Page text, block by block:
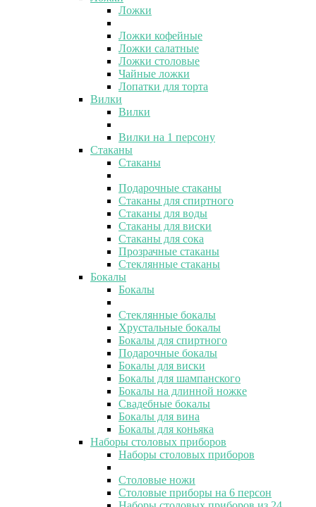
Ложки
Ложки кофейные
Ложки салатные
Ложки столовые
Чайные ложки
Лопатки для торта
Вилки
Вилки
Вилки на 1 персону
Стаканы
Стаканы
Подарочные стаканы
Стаканы для спиртного
Стаканы для воды
Стаканы для виски
Стаканы для сока
Прозрачные стаканы
Стеклянные стаканы
Бокалы
Бокалы
Стеклянные бокалы
Хрустальные бокалы
Бокалы для спиртного
Подарочные бокалы
Бокалы для виски
Бокалы для шампанского
Бокалы на длинной ножке
Свадебные бокалы
Бокалы для вина
Бокалы для коньяка
Наборы столовых приборов
Наборы столовых приборов
Столовые ножи
Столовые приборы на 6 персон